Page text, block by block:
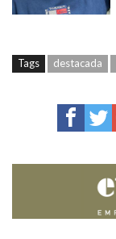
Tags destacada